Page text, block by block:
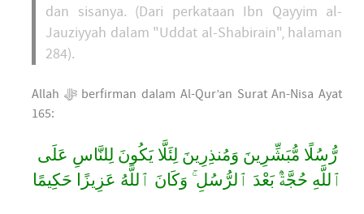
dan sisanya. (Dari perkataan Ibn Qayyim al-
Jauziyyah dalam "Uddat al-Shabirain", halaman
284).
Allah ﷻ berfirman dalam Al-Qur’an Surat An-Nisa Ayat
165:
رُّسُلًا مُّبَشِّرِينَ وَمُنذِرِينَ لِئَلَّا يَكُونَ لِلنَّاسِ عَلَى
ٱللَّهِ حُجَّةٌۢ بَعْدَ ٱلرُّسُلِ ۚ وَكَانَ ٱللَّهُ عَزِيزًا حَكِيمًا